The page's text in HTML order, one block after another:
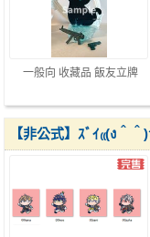
一般向 收藏品 飯友立牌
【非公式】ｽﾞｲ₍₍(ง＾